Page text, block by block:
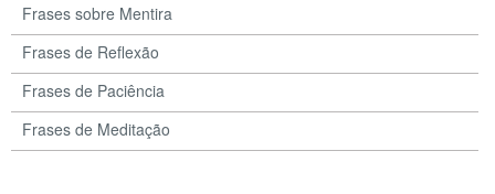
Frases sobre Mentira
Frases de Reflexão
Frases de Paciência
Frases de Meditação